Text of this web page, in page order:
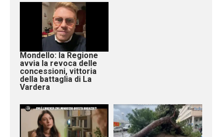
Mondello: la Regione
avvia la revoca delle
concessioni, vittoria
della battaglia di La
Vardera